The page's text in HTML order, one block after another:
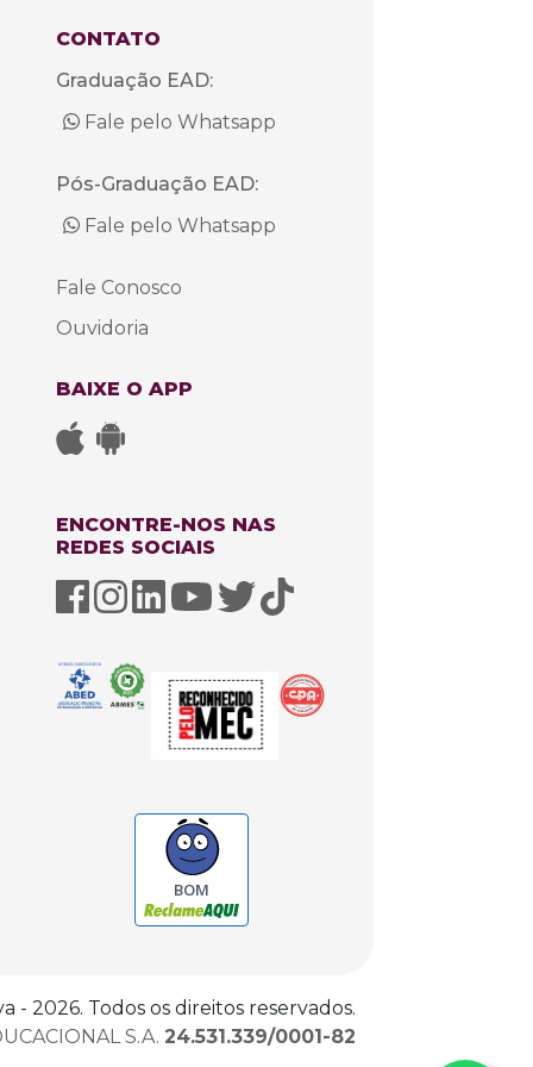
CONTATO
Graduação EAD:
Fale pelo Whatsapp
Pós-Graduação EAD:
Fale pelo Whatsapp
Fale Conosco
Ouvidoria
BAIXE O APP
ENCONTRE-NOS NAS
REDES SOCIAIS
BOM
- 2026. Todos os direitos reservados.
S.A. 24.531.339/0001-82